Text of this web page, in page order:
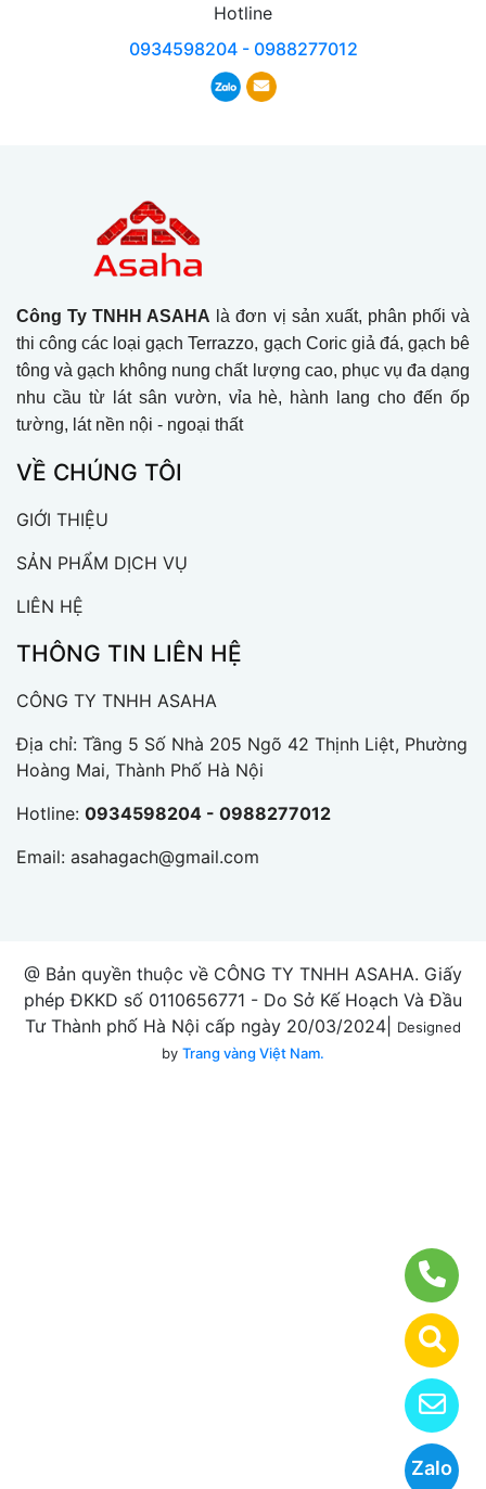
Zalo
Hotline
0934598204 - 0988277012
Công Ty TNHH ASAHA là đơn vị sản xuất, phân phối và
thi công các loại gạch Terrazzo, gạch Coric giả đá, gạch bê
tông và gạch không nung chất lượng cao, phục vụ đa dạng
nhu cầu từ lát sân vườn, vỉa hè, hành lang cho đến ốp
tường, lát nền nội - ngoại thất
VỀ CHÚNG TÔI
GIỚI THIỆU
SẢN PHẨM DỊCH VỤ
LIÊN HỆ
THÔNG TIN LIÊN HỆ
CÔNG TY TNHH ASAHA
Địa chỉ: Tầng 5 Số Nhà 205 Ngõ 42 Thịnh Liệt, Phường
Hoàng Mai, Thành Phố Hà Nội
Hotline: 0934598204 - 0988277012
Email: asahagach@gmail.com
@ Bản quyền thuộc về CÔNG TY TNHH ASAHA. Giấy
phép ĐKKD số 0110656771 - Do Sở Kế Hoạch Và Đầu
Tư Thành phố Hà Nội cấp ngày 20/03/2024|
Designed
by Trang vàng Việt Nam.